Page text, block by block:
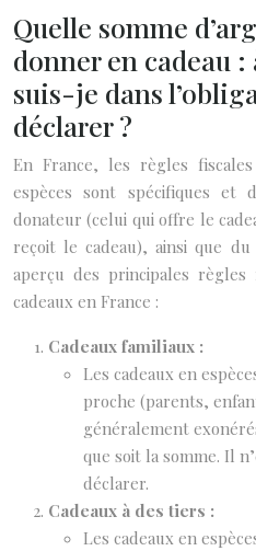
Quelle somme
donner en cadeau
suis-je dans
déclarer ?
En France, les règles
espèces sont spécifiques
donateur (celui qui offre le
reçoit le cadeau), ainsi que
aperçu des principales
cadeaux en France :
Cadeaux familiaux :
Les cadeaux en
proche (parents,
généralement
que soit la somme. Il
déclarer.
Cadeaux à des tiers :
Les cadeaux en